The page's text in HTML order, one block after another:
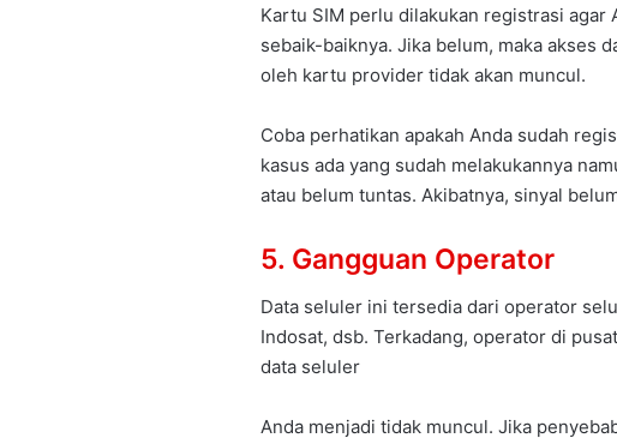
Kartu SIM perlu dilakukan registrasi agar
sebaik-baiknya. Jika belum, maka akses
oleh kartu provider tidak akan muncul.
Coba perhatikan apakah Anda sudah
kasus ada yang sudah melakukannya
atau belum tuntas. Akibatnya, sinyal
5. Gangguan Operator
Data seluler ini tersedia dari operator
Indosat, dsb. Terkadang, operator di
data seluler
Anda menjadi tidak muncul. Jika